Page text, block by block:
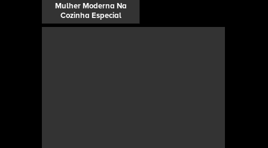
Mulher Moderna Na
Cozinha Especial